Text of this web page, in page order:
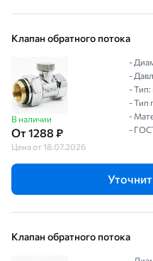
Клапан обратного потока
В наличии
От 1288 ₽
Цена от 18.07.2026
-
-
-
- Тип
-
-
Клапан обратного потока